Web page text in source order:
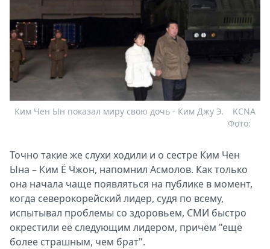
Ким Чен Ын показал миру свою дочь - Ким Джу Э.
KCNA
Фото:
Точно такие же слухи ходили и о сестре Ким Чен
Ына – Ким Ё Чжон, напомнил Асмолов. Как только
она начала чаще появляться на публике в момент,
когда северокорейский лидер, судя по всему,
испытывал проблемы со здоровьем, СМИ быстро
окрестили её следующим лидером, причём "ещё
более страшным, чем брат".